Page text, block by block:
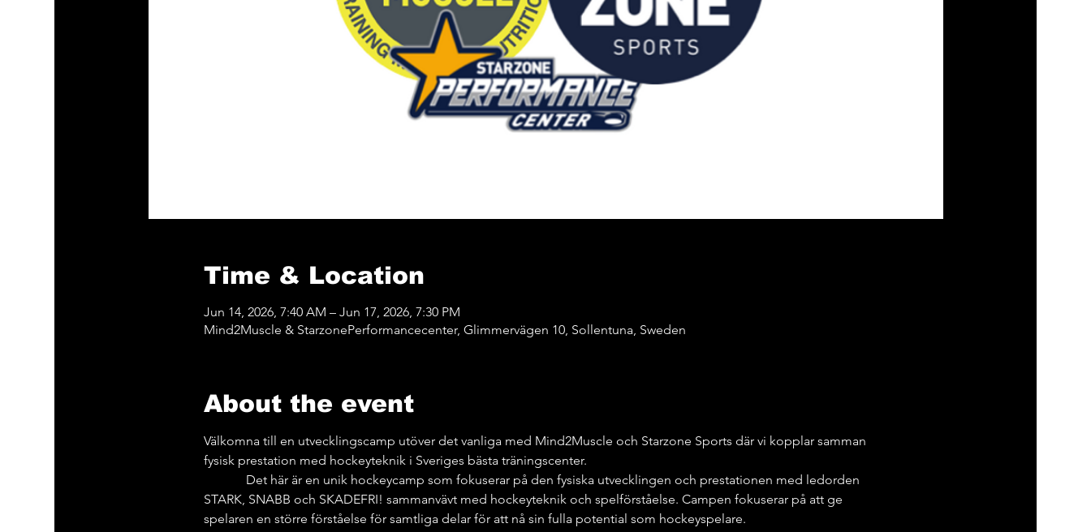
Time & Location
Jun 14, 2026, 7:40 AM – Jun 17, 2026, 7:30 PM
Mind2Muscle & StarzonePerformancecenter, Glimmervägen 10, Sollentuna, Sweden
About the event
Välkomna till en utvecklingscamp utöver det vanliga med Mind2Muscle och Starzone Sports där vi kopplar samman
fysisk prestation med hockeyteknik i Sveriges bästa träningscenter.
Det här är en unik hockeycamp som fokuserar på den fysiska utvecklingen och prestationen med ledorden
STARK, SNABB och SKADEFRI! sammanvävt med hockeyteknik och spelförståelse. Campen fokuserar på att ge
spelaren en större förståelse för samtliga delar för att nå sin fulla potential som hockeyspelare.